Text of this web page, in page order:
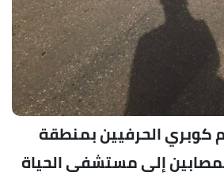
كوبري الحرفيين بمنطقة
إلى مستشفى الحياة